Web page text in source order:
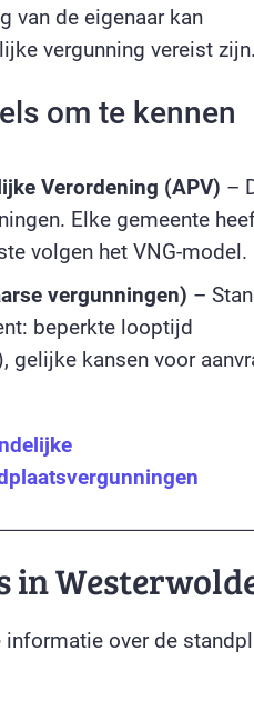
van de eigenaar kan
vergunning vereist zijn.
om te kennen
Verordening (APV) –
Elke gemeente
volgen het VNG-model.
vergunningen) –
beperkte looptijd
gelijke kansen voor
in
over de